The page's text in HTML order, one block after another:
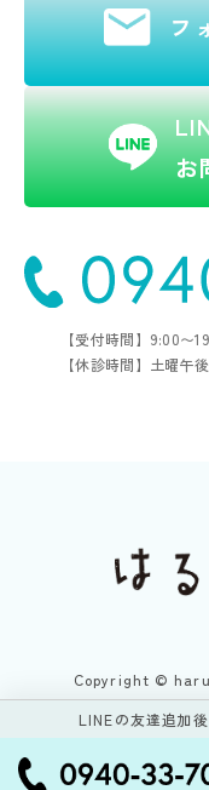
フ
お
【受付時間】9:00〜
【休診時間】土曜午
Copyright ©
LINEの友達追加